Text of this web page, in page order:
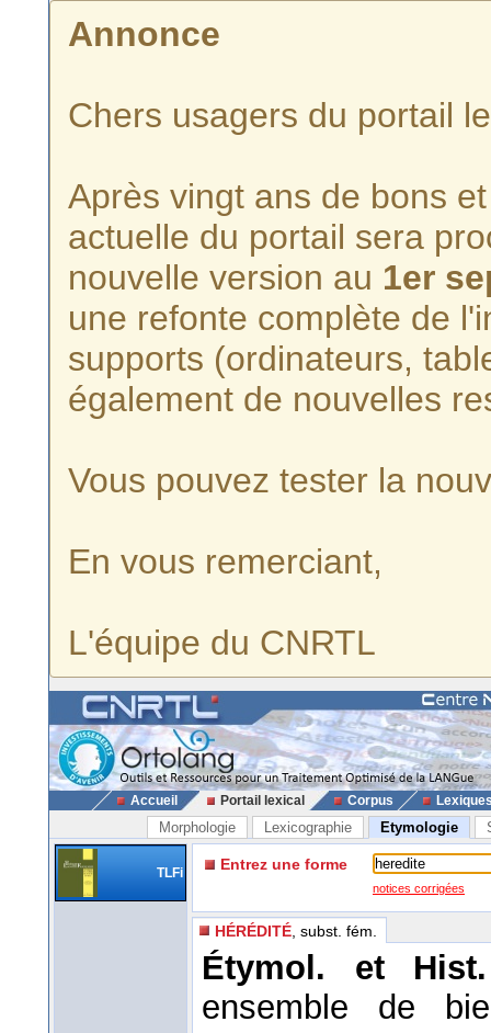
Annonce
Chers usagers du portail
Après vingt ans de bons
actuelle du portail sera
nouvelle version au 1er
une refonte complète de
supports (ordinateurs,
également de nouvelles
Vous pouvez tester la
En vous remerciant,
L'équipe du CNRTL
Accueil Portail lexical Corpus
Morphologie Lexicographie Etymologie
TLFi Entrez une forme
notices corrigées
HÉRÉDITÉ , subst. fém.
Étymol. et
ensemble de